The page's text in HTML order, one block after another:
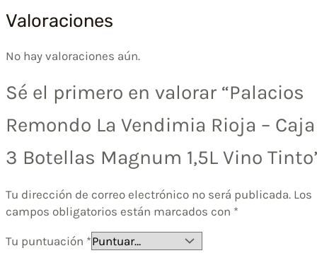
Valoraciones
No hay valoraciones aún.
Sé el primero en valorar “Palacios
Remondo La Vendimia Rioja – Caja
3 Botellas Magnum 1,5L Vino
Tu dirección de correo electrónico no será publicada. Los
campos obligatorios están marcados con *
Tu puntuación *